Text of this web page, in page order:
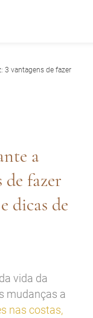
3 vantagens de fazer
a
de fazer
dicas de
vida da
mudanças a
nas costas,